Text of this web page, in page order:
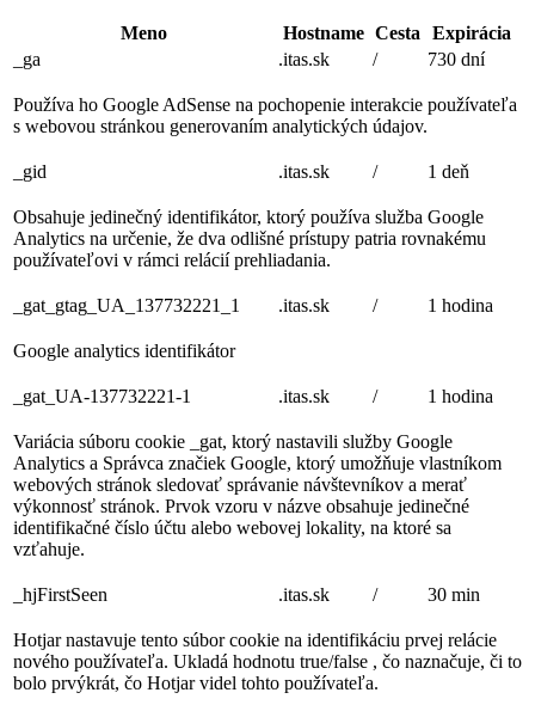
Meno Hostname Cesta
Expirácia
_ga
.itas.sk / 730 dní
Používa ho Google AdSense na pochopenie interakcie používateľa
s webovou stránkou generovaním analytických údajov.
_gid .itas.sk / 1 deň
Obsahuje jedinečný identifikátor, ktorý používa služba Google
Analytics na určenie, že dva odlišné prístupy patria rovnakému
používateľovi v rámci relácií prehliadania.
_gat_gtag_UA_137732221_1 .itas.sk / 1 hodina
Google analytics identifikátor
_gat_UA-137732221-1 .itas.sk / 1 hodina
Variácia súboru cookie _gat, ktorý nastavili služby Google
Analytics a Správca značiek Google, ktorý umožňuje vlastníkom
webových stránok sledovať správanie návštevníkov a merať
výkonnosť stránok. Prvok vzoru v názve obsahuje jedinečné
identifikačné číslo účtu alebo webovej lokality, na ktoré sa
vzťahuje.
_hjFirstSeen .itas.sk / 30 min
Hotjar nastavuje tento súbor cookie na identifikáciu prvej relácie
nového používateľa. Ukladá hodnotu true/false , čo naznačuje, či to
bolo prvýkrát, čo Hotjar videl tohto používateľa.